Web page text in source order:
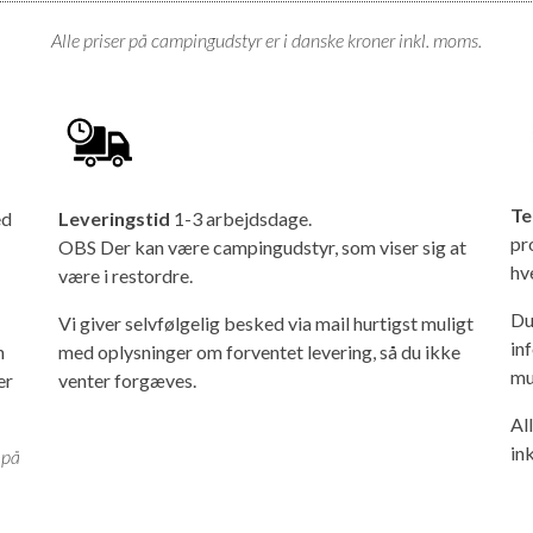
Alle priser på campingudstyr er i danske kroner inkl. moms.
Leveringstid 1-3 arbejdsdage.
OBS Der kan være campingudstyr, som viser sig at
være i restordre.
Vi giver selvfølgelig besked via mail hurtigst muligt
med oplysninger om forventet levering, så du ikke
venter forgæves.